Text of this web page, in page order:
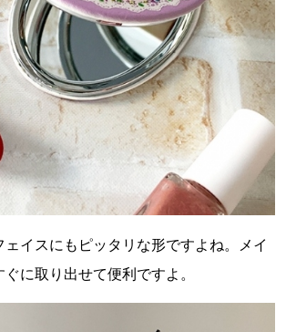
イスにもピッタリな形ですよね。メイ
に取り出せて便利ですよ。